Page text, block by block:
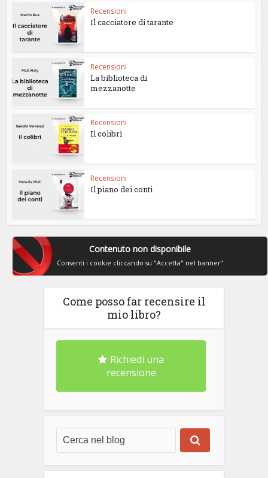
Recensioni
Il cacciatore di tarante
Recensioni
La biblioteca di
mezzanotte
Recensioni
Il colibrì
Recensioni
Il piano dei conti
Contenuto non disponibile
Consenti i cookie cliccando su "Accetta" nel banner"
Come posso far recensire il
mio libro?
Richiedi una
recensione